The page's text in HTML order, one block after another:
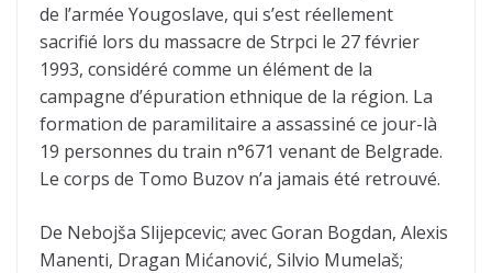
de l’armée Yougoslave, qui s’est réellement
sacrifié lors du massacre de Strpci le 27 février
1993, considéré comme un élément de la
campagne d’épuration ethnique de la région. La
formation de paramilitaire a assassiné ce jour-là
19 personnes du train n°671 venant de Belgrade.
Le corps de Tomo Buzov n’a jamais été retrouvé.
De Nebojša Slijepcevic; avec Goran Bogdan, Alexis
Manenti, Dragan Mićanović, Silvio Mumelaš;